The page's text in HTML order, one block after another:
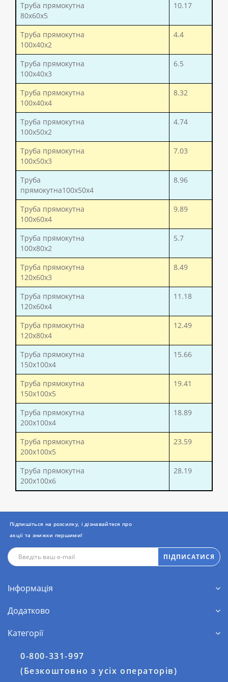
Труба прямокутна
80x60x5
10.17
Труба прямокутна
100x40x2
4.4
Труба прямокутна
100x40x3
6.5
Труба прямокутна
100x40x4
8.32
Труба прямокутна
100x50x2
4.74
Труба прямокутна
100x50x3
7.03
Труба
прямокутна100x50x4
8.96
Труба прямокутна
100x60x4
9.89
Труба прямокутна
100x80x2
5.7
Труба прямокутна
120x60x3
8.49
Труба прямокутна
120x60x4
11.18
Труба прямокутна
120x80x4
12.49
Труба прямокутна
150x100x4
15.66
Труба прямокутна
150x100x5
19.41
Труба прямокутна
200x100x4
18.89
Труба прямокутна
200x100x5
23.59
Труба прямокутна
200x100x6
28.19
Підпишіться на розсилку, і дізнавайтеся про
акції та знижки першими!
ПІДПИСАТИСЯ
Інформація
Додатково
Категорії
0-800-331-997
(Безкоштовно з усіх операторів)